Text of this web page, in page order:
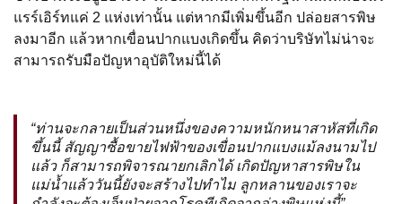
แรร์เอิร์ทแค่ 2 แห่งเท่านั้น แต่หากมีเพิ่มขึ้นอีก ปล่อยสารพิษ
ลงมาอีก แล้วหากเขื่อนปากแบงเกิดขึ้น คิดว่าบริษัทไม่น่าจะ
สามารถรับมือปัญหาอุบัติใหม่นี้ได้
“ท่านจะกลายเป็นส่วนหนึ่งของความหนักหนาสาหัสที่เกิด
ขึ้นนี้ สัญญาซื้อขายไฟฟ้าของเขื่อนปากแบงแม้ลงนามไป
แล้ว ก็สามารถพิจารณายกเลิกได้ เกิดปัญหาสารพิษใน
แม่น้ำแล้ววันนี้ยังจะสร้างไปทำไม ลูกหลานของเราจะ